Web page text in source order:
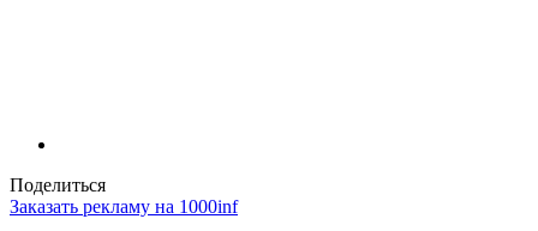
Поделиться
Заказать рекламу на 1000inf